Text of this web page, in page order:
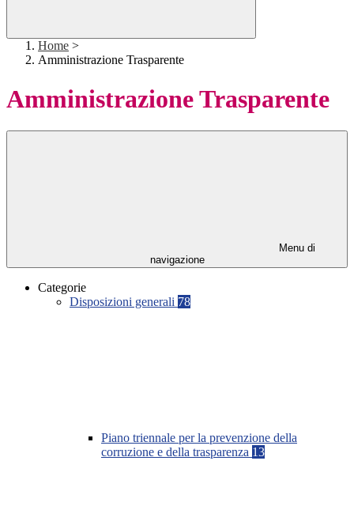
Home >
Amministrazione Trasparente
Amministrazione Trasparente
Menu di
navigazione
Categorie
Disposizioni generali 78
Piano triennale per la prevenzione della
corruzione e della trasparenza 13